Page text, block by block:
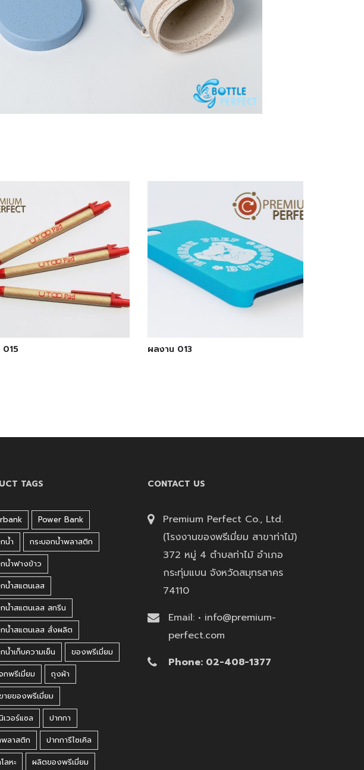
015 ผลงาน 013
TAGS
Power Bank
น้ำ
กระบอกน้ำพลาสติก
น้ำฟางข้าว
น้ำสแตนเลส
น้ำสแตนเลส สกรีน
กน้ำสแตนเลส สั่งผลิต
น้ำเก็บความเย็น
ของพรีเมี่ยม
กพรีเมี่ยม
ถุงผ้า
ายของพรีเมี่ยม
วอร์แซล
ปากกา
พลาสติก
ปากการีไซเคิล
ลหะ
ผลิตของพรีเมี่ยม
CONTACT US
Premium Perfect Co., Ltd.
(โรงงานของพรีเมี่ยม สาขาท่าไม้)
372 หมู่ 4 ตำบลท่าไม้ อำเภอ
กระทุ่มแบน จังหวัดสมุทรสาคร
74110
Email: • info@premium-
perfect.com
Phone: 02-408-1377